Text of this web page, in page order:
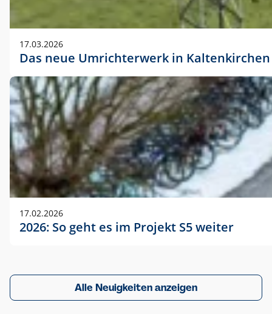
17.03.2026
Das neue Umrichterwerk in Kaltenkirchen
17.02.2026
2026: So geht es im Projekt S5 weiter
Alle Neuigkeiten anzeigen